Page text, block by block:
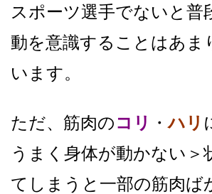
スポーツ選手でないと普
動を意識することはあま
います。
ただ、筋肉のコリ ・ハリ
うまく身体が動かない＞
てしまうと一部の筋肉ば